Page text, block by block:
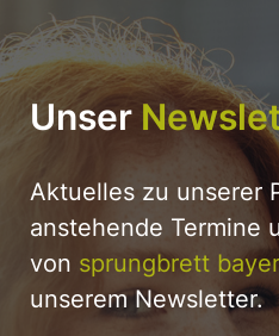
Unser
Aktuelles zu unserer
anstehende Termine
von sprungbrett
unserem Newsletter.